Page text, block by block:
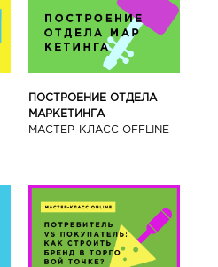
ПОСТРОЕНИЕ ОТДЕЛА
МАРКЕТИНГА
МАСТЕР-КЛАСС OFFLINE